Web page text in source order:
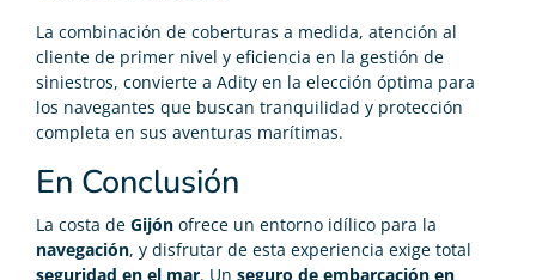
La combinación de coberturas a medida, atención al
cliente de primer nivel y eficiencia en la gestión de
siniestros, convierte a Adity en la elección óptima para
los navegantes que buscan tranquilidad y protección
completa en sus aventuras marítimas.
En Conclusión
La costa de Gijón ofrece un entorno idílico para la
navegación, y disfrutar de esta experiencia exige total
seguridad en el mar. Un seguro de embarcación en